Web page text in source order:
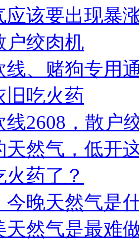
应该要出现暴
户绞肉机
线、赌狗专用
旧吃火药
线2608，散户
天然气，低开
火药了？
今晚天然气是
天然气是最难